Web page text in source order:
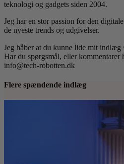
teknologi og gadgets siden 2004.
Jeg har en stor passion for den
de nyeste trends og udgivelser.
Jeg håber at du kunne lide mit indlæg
Har du spørgsmål, eller kommentarer
info@tech-robotten.dk
Flere spændende indlæg